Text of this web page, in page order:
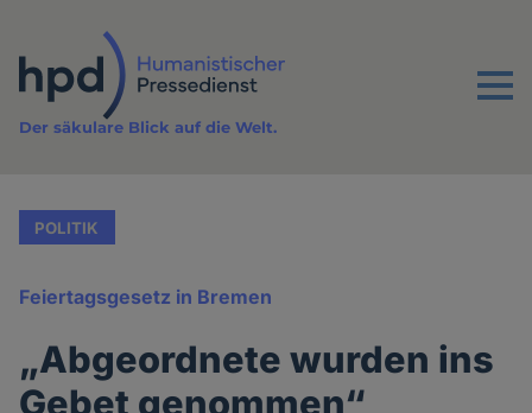
Inhalt
Menu
Der säkulare Blick auf die Welt.
POLITIK
Feiertagsgesetz in Bremen
„Abgeordnete wurden ins
Gebet genommen“